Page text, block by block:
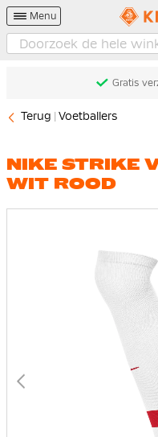
Menu
Gratis
Terug Voetballers
NIKE STRIKE
WIT ROOD